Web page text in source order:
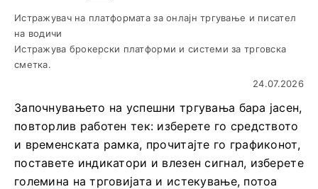
Истражувач на платформата за онлајн тргување и писател
на водичи
Истражува брокерски платформи и системи за трговска
сметка.
24.07.2026
Започнувањето на успешни тргувања бара јасен,
повторлив работен тек: изберете го средството
и временската рамка, прочитајте го графиконот,
поставете индикатори и влезен сигнал, изберете
големина на трговијата и истекување, потоа